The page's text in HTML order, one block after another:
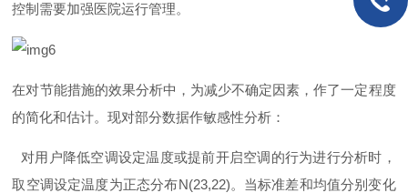
控制需要加强医院运行管理。
在对节能措施的效果分析中，为减少不确定因素，作了一定程度
的简化和估计。现对部分数据作敏感性分析：
对用户降低空调设定温度或提前开启空调的行为进行分析时，
取空调设定温度为正态分布N(23,22)。当标准差和均值分别变化